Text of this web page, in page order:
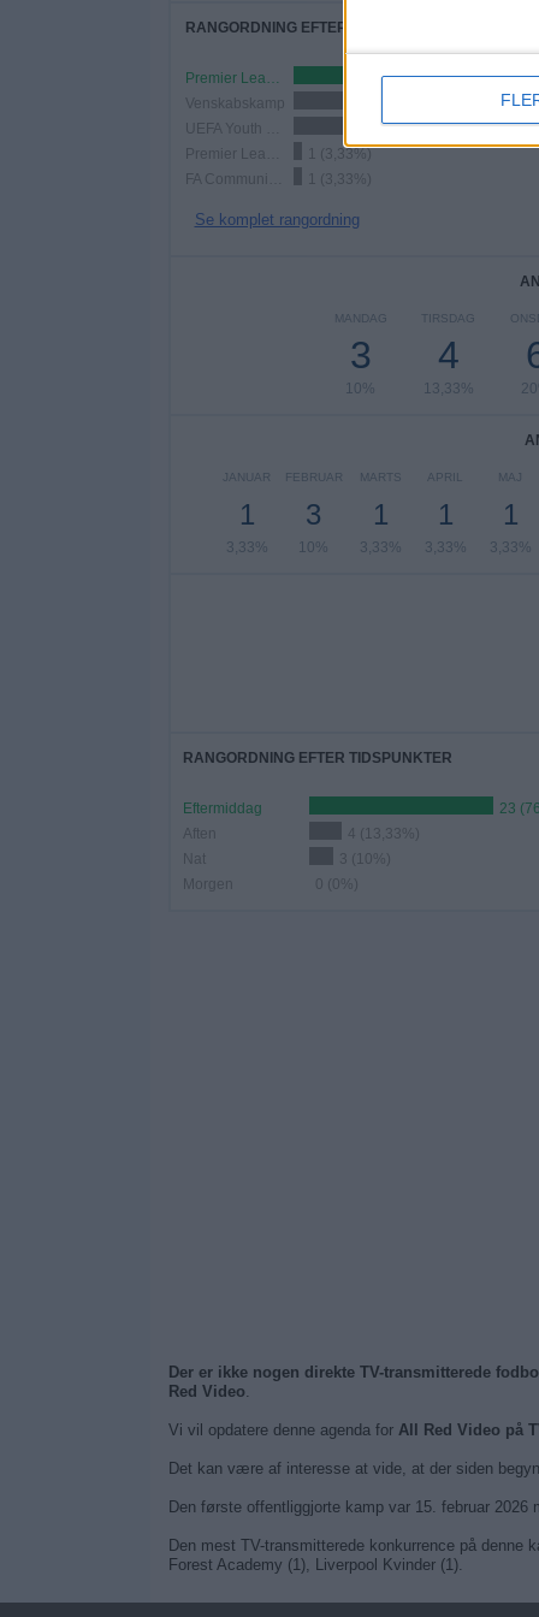
RANGORDNING EFTER KONKURRENCER
Premier League 2
11 (36,67%)
Venskabskamp
8 (26,67%)
1 (3,33%)
1 (3,33%)
Se komplet rangordning
MANDAG
3
10%
TIRSDAG
4
13,33%
JANUAR
1
3,33%
FEBRUAR
3
10%
MARTS
1
3,33%
APRIL
1
3,33%
MAJ
1
3,33%
RANGORDNING EFTER TIDSPUNKTER
Eftermiddag
23
Aften
4 (13,33%)
Nat
3 (10%)
Morgen
0 (0%)
Der er ikke nogen direkte TV-transmitterede
Red Video.
Vi vil opdatere denne agenda for All Red Video på
Det kan være af interesse at vide, at der siden
Den første offentliggjorte kamp var 15. februar
Den mest TV-transmitterede konkurrence på
Forest Academy (1), Liverpool Kvinder (1).